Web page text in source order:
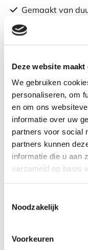
Deze website
We gebruiken
personaliseren, om
en om ons
informatie over uw
partners voor social
partners kunnen
informatie die u aan
verzameld op basis
Noodzakelijk
Voorkeuren
 Gemaakt van
ROBINIA
Het beste, meest
Geproduceerd uit
813886
Robinia
Multi Trade
Kan onder
worden geplaatst
Voorkomt
leidingen en kabels
Geringe